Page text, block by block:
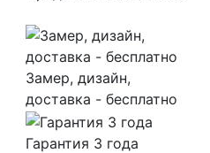
Замер, дизайн,
доставка - бесплатно
Гарантия 3 года